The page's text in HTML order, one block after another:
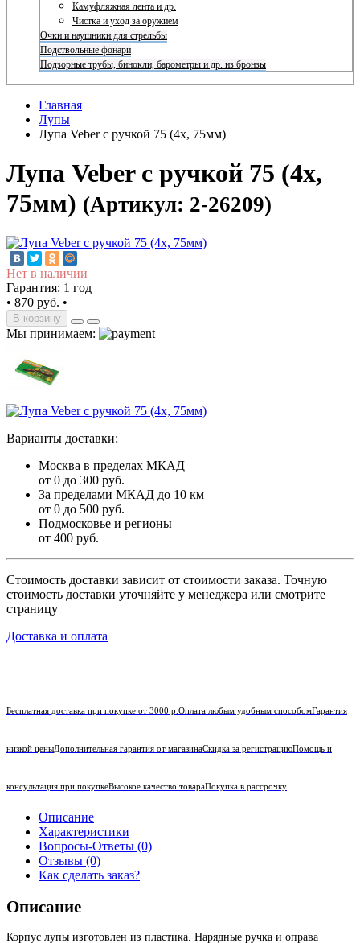
Камуфляжная лента и др.
Чистка и уход за оружием
Очки и наушники для стрельбы
Подствольные фонари
Подзорные трубы, бинокли, барометры и др. из бронзы
Главная
Лупы
Лупа Veber с ручкой 75 (4х, 75мм)
Лупа Veber с ручкой 75 (4х,
75мм) (Артикул: 2-26209)
Нет в наличии
Гарантия: 1 год
• 870 руб. •
В корзину
Мы принимаем:
Варианты доставки:
Москва в пределах МКАД
от 0 до 300 руб.
За пределами МКАД до 10 км
от 0 до 500 руб.
Подмосковье и регионы
от 400 руб.
Стоимость доставки зависит от стоимости заказа. Точную
стоимость доставки уточняйте у менеджера или смотрите
страницу
Доставка и оплата
Бесплатная доставка при покупке от 3000 р. Оплата любым удобным способомГарантия
низкой ценыДополнительная гарантия от магазинаСкидка за регистрациюПомощь и
консультация при покупкеВысокое качество товараПокупка в рассрочку
Описание
Характеристики
Вопросы-Ответы (0)
Отзывы (0)
Как сделать заказ?
Описание
Корпус лупы изготовлен из пластика. Нарядные ручка и оправа